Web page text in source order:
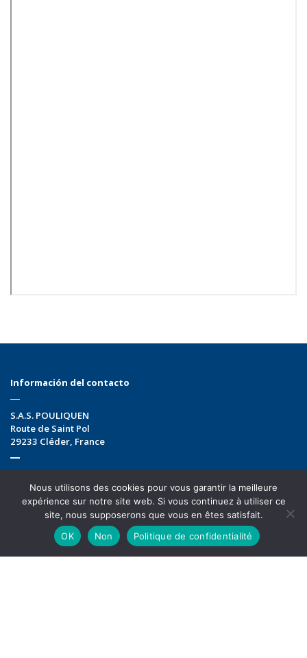
Información del contacto
S.A.S. POULIQUEN
Route de Saint Pol
29233 Cléder France
info@pouliquen.com
Newsletter
Siga informado de nuestra actualidad apuntándose
para recibir nuestra newsletter
Nous utilisons des cookies pour vous garantir la meilleure
expérience sur notre site web. Si vous continuez à utiliser ce
site, nous supposerons que vous en êtes satisfait.
OK
Non Politique de confidentialité